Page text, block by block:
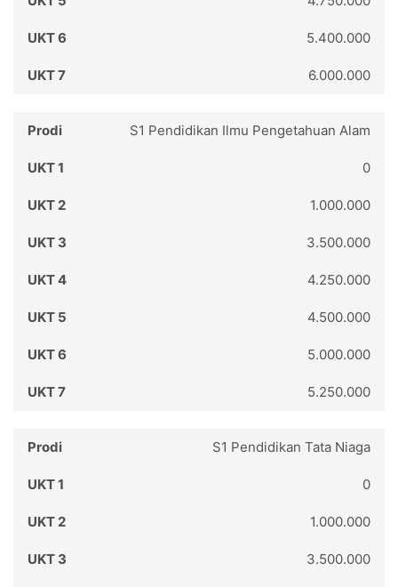
5.400.000
6.000.000
S1 Pendidikan Ilmu Pengetahuan Alam
0
1.000.000
3.500.000
4.250.000
4.500.000
5.000.000
5.250.000
S1 Pendidikan Tata Niaga
0
1.000.000
3.500.000